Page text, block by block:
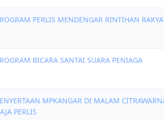
PERLIS MENDENGAR RINTIHAN
BICARA SANTAI SUARA PENIAGA
MPKANGAR DI MALAM
PERLIS